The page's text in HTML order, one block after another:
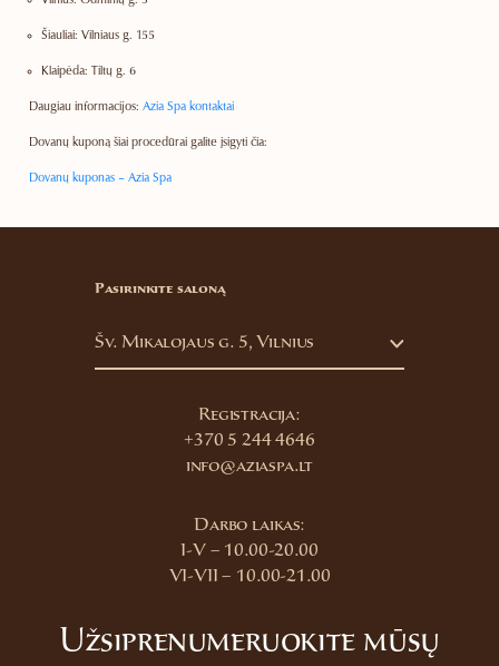
Šiauliai: Vilniaus g. 155
Klaipėda: Tiltų g. 6
Daugiau informacijos: Azia Spa kontaktai
Dovanų kuponą šiai procedūrai galite įsigyti čia:
Dovanų kuponas – Azia Spa
Pasirinkite saloną
Šv. Mikalojaus g. 5, Vilnius
Registracija:
+370 5 244 4646
info@aziaspa.lt
Darbo laikas:
I-V – 10.00-20.00
VI-VII – 10.00-21.00
Užsiprenumeruokite mūsų